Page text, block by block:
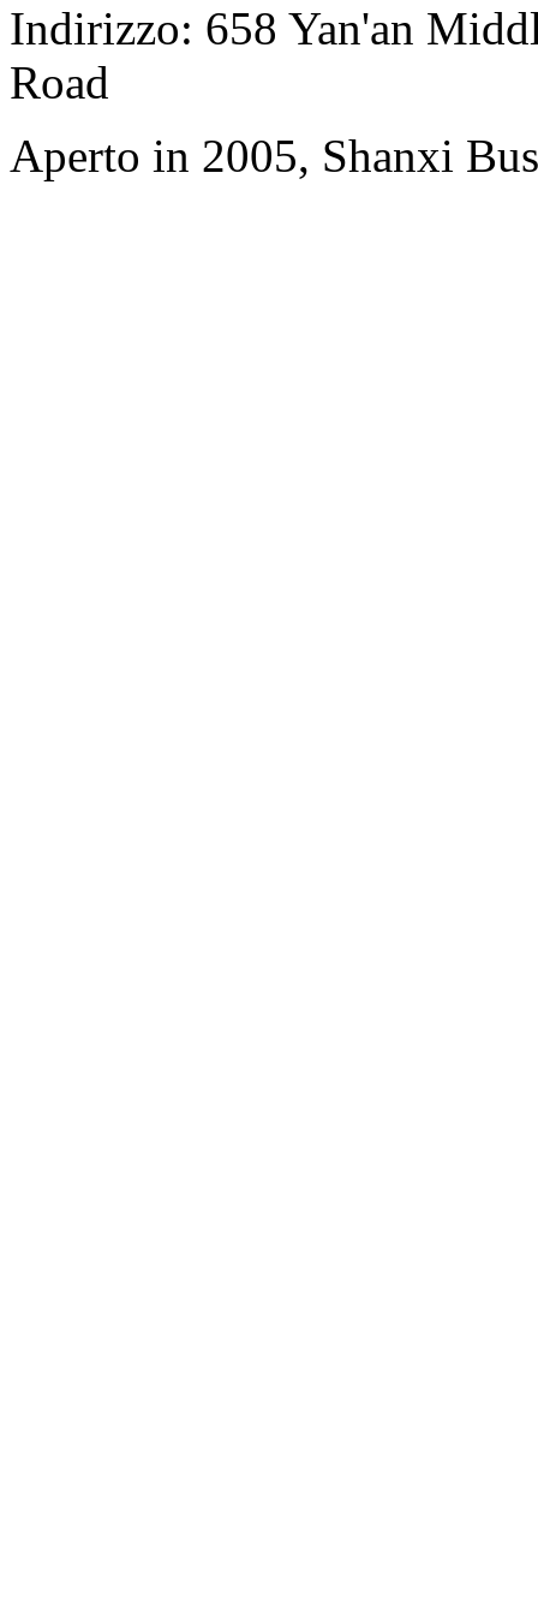
Indirizzo: 658 Yan'an
Road
Aperto in 2005, Shanxi